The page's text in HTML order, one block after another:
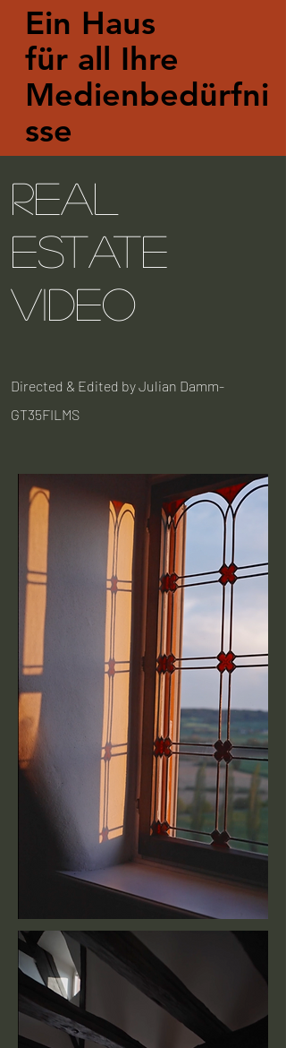
Ein Haus
für all Ihre
Medienbedürfni
sse
Real
Estate
Video
Directed & Edited by Julian Damm-
GT35FILMS